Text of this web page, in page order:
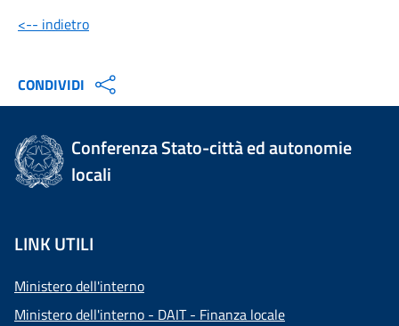
<-- indietro
CONDIVIDI
Conferenza Stato-città ed autonomie
locali
LINK UTILI
Ministero dell'interno
Ministero dell'interno - DAIT - Finanza locale